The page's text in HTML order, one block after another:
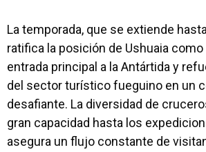
La temporada, que se extiende
ratifica la posición de Ushuaia como
entrada principal a la Antártida y
del sector turístico fueguino en un
desafiante. La diversidad de
gran capacidad hasta los
asegura un flujo constante de